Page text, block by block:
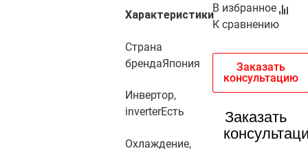
В избранное
К сравнению
Заказать
консультацию
Заказать
Характеристики
Страна
брендаЯпония
Инвертор,
inverterЕсть
Охлаждение,